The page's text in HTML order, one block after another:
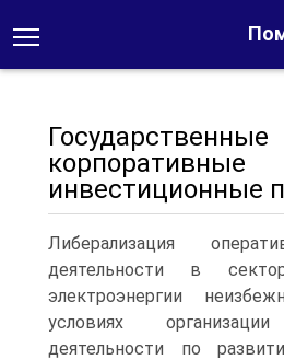
корпоративные
инвестиционные
Либерализация
деятельности в
электроэнергии
условиях
деятельности по